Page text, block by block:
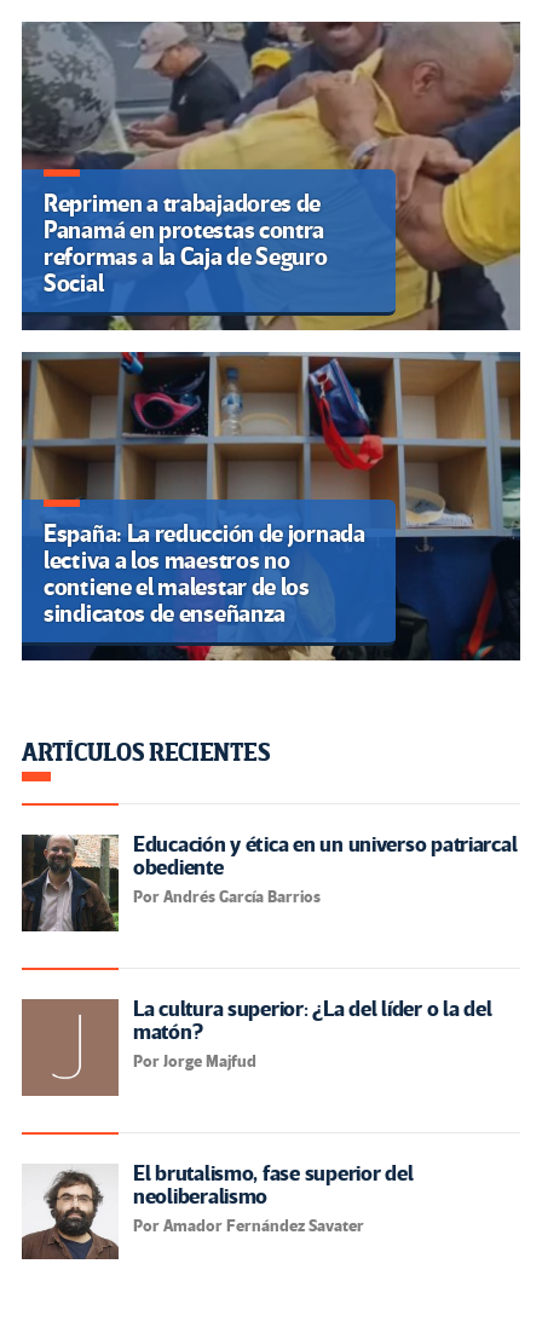
Reprimen a trabajadores de
Panamá en protestas contra
reformas a la Caja de Seguro
Social
España: La reducción de jornada
lectiva a los maestros no
contiene el malestar de los
sindicatos de enseñanza
ARTÍCULOS RECIENTES
Educación y ética en un universo patriarcal
obediente
Por Andrés García Barrios
La cultura superior: ¿La del líder o la del
matón?
Por Jorge Majfud
El brutalismo, fase superior del
neoliberalismo
Por Amador Fernández Savater